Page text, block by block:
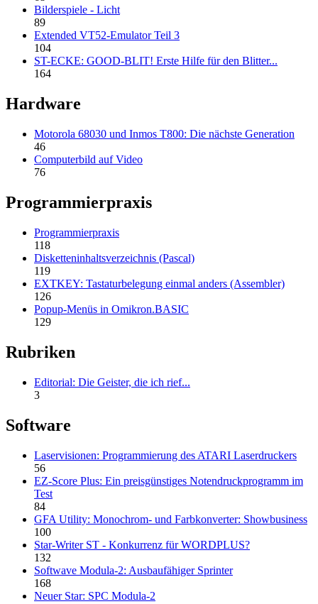
Bilderspiele - Licht
89
Extended VT52-Emulator Teil 3
104
ST-ECKE: GOOD-BLIT! Erste Hilfe für den Blitter...
164
Hardware
Motorola 68030 und Inmos T800: Die nächste Generation
46
Computerbild auf Video
76
Programmierpraxis
Programmierpraxis
118
Disketteninhaltsverzeichnis (Pascal)
119
EXTKEY: Tastaturbelegung einmal anders (Assembler)
126
Popup-Menüs in Omikron.BASIC
129
Rubriken
Editorial: Die Geister, die ich rief...
3
Software
Laservisionen: Programmierung des ATARI Laserdruckers
56
EZ-Score Plus: Ein preisgünstiges Notendruckprogramm im
Test
84
GFA Utility: Monochrom- und Farbkonverter: Showbusiness
100
Star-Writer ST - Konkurrenz für WORDPLUS?
132
Softwave Modula-2: Ausbaufähiger Sprinter
168
Neuer Star: SPC Modula-2